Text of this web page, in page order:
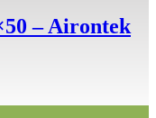
– Airontek